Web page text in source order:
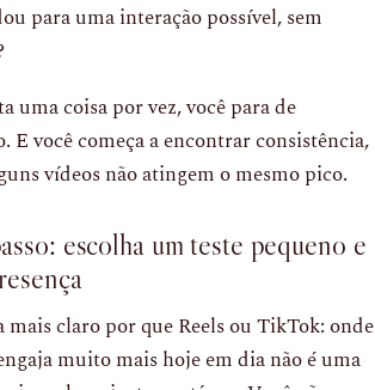
para uma interação possível, sem
uma coisa por vez, você para de
E você começa a encontrar consistência,
vídeos não atingem o mesmo pico.
escolha um teste pequeno e
mais claro por que Reels ou TikTok: onde
muito mais hoje em dia não é uma